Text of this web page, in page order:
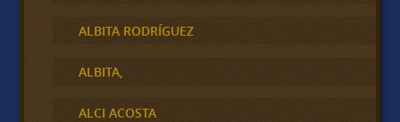
ALBITA RODRÍGUEZ
ALBITA,
ALCI ACOSTA